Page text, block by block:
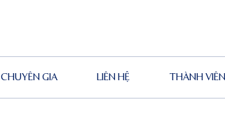
CHUYÊN GIA LIÊN HỆ THÀNH VIÊN